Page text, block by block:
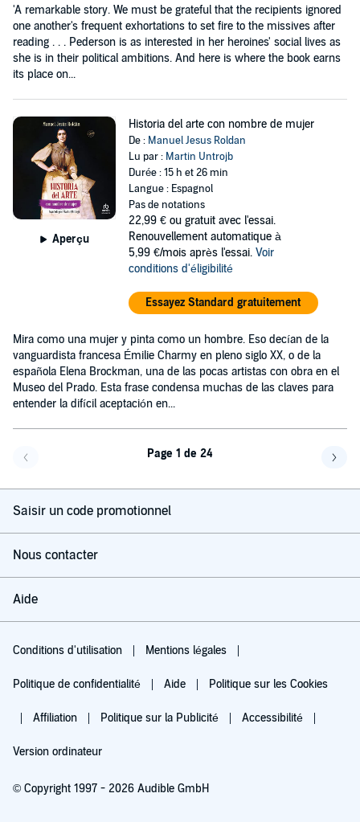
'A remarkable story. We must be grateful that the recipients ignored
one another's frequent exhortations to set fire to the missives after
reading . . . Pederson is as interested in her heroines' social lives as
she is in their political ambitions. And here is where the book earns
its place on...
Aperçu
Historia del arte con nombre de mujer
De : Manuel Jesus Roldan
Lu par : Martin Untrojb
Durée : 15 h et 26 min
Langue : Espagnol
Pas de notations
22,99 € ou gratuit avec l'essai.
Renouvellement automatique à
5,99 €/mois après l'essai. Voir
conditions d'éligibilité
Essayez Standard gratuitement
Mira como una mujer y pinta como un hombre. Eso decían de la
vanguardista francesa Émilie Charmy en pleno siglo XX, o de la
española Elena Brockman, una de las pocas artistas con obra en el
Museo del Prado. Esta frase condensa muchas de las claves para
entender la difícil aceptación en...
Page 1 de 24
Saisir un code promotionnel
Nous contacter
Aide
Conditions d'utilisation Mentions légales
Politique de confidentialité Aide Politique sur les Cookies
Affiliation Politique sur la Publicité Accessibilité
Version ordinateur
© Copyright 1997 - 2026 Audible GmbH